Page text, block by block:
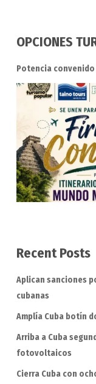
OPCIONES
Potencia
Recent Posts
Aplican sanciones
cubanas
Amplía Cuba botín
Arriba a Cuba
fotovoltaicos
Cierra Cuba con